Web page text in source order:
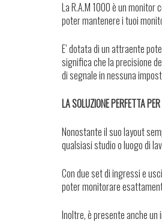
La R.A.M 1000 è un
poter mantenere i tuoi
E’ dotata di un attraente
significa che la precisione
di segnale in nessuna
LA SOLUZIONE PERFETTA
Nonostante il suo layout
qualsiasi studio o luogo di
Con due set di ingressi e
poter monitorare
Inoltre, è presente anche un